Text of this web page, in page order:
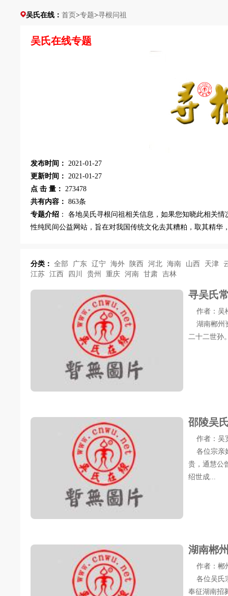
吴氏在线： 首页 >专题>寻根问祖
吴氏在线专题
发布时间： 2021-01-27
更新时间： 2021-01-27
点 击 量： 273478
共有内容： 863条
专题介绍 ： 各地吴氏寻根问祖相关信息，如果您知晓此相关
性纯民间公益网站，旨在对我国传统文化去其糟粕，取其精华
分类： 全部 广东 辽宁 海外 陕西 河北 海南 山西 天津
江苏 江西 四川 贵州 重庆 河南 甘肃 吉林
寻吴氏
作者：吴
湖南郴州
二十二世孙
邵陵吴
作者：吴
各位宗亲
贵，通慧公
绍世成...
湖南郴
作者：郴
各位吴氏
奉征湖南招